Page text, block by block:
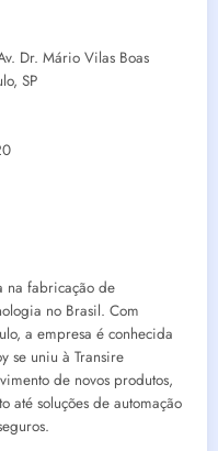
Dr. Mário Vilas Boas
SP
na fabricação de
no Brasil. Com
a empresa é conhecida
se uniu à Transire
de novos produtos,
até soluções de automação